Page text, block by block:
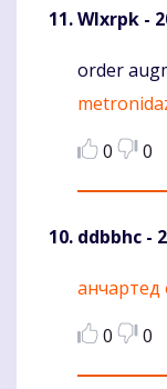
Wlxrpk -
order
0
0
ddbbhc -
0
0